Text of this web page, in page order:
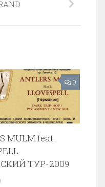
0
MULM feat.
ТУР-2009